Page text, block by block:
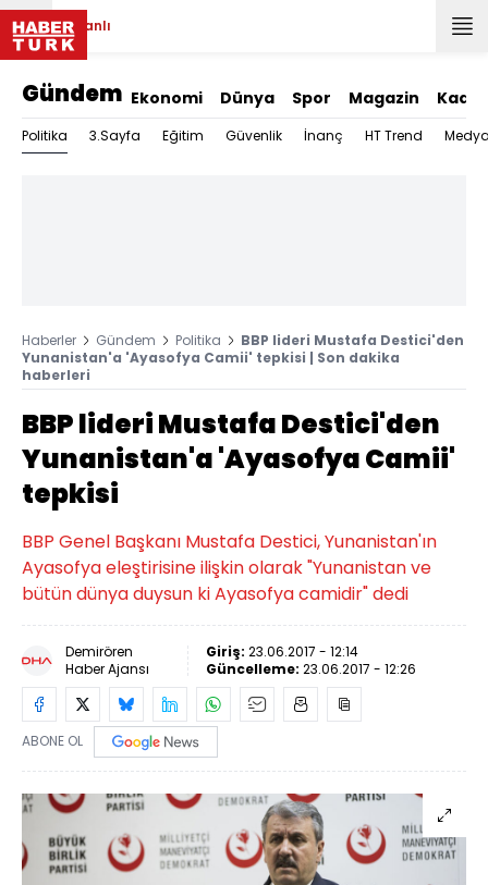
Canlı
Gündem Ekonomi Dünya Spor Magazin Kadın
Politika 3.Sayfa Eğitim Güvenlik İnanç HT Trend
Haberler Gündem Politika
BBP lideri Mustafa Destici'den
Yunanistan'a 'Ayasofya Camii' tepkisi | Son dakika
haberleri
BBP lideri Mustafa Destici'den
Yunanistan'a 'Ayasofya Camii'
tepkisi
BBP Genel Başkanı Mustafa Destici, Yunanistan'ın
Ayasofya eleştirisine ilişkin olarak "Yunanistan ve
bütün dünya duysun ki Ayasofya camidir" dedi
Demirören
Haber Ajansı
Giriş: 23.06.2017 - 12:14
Güncelleme: 23.06.2017 - 12:26
ABONE OL